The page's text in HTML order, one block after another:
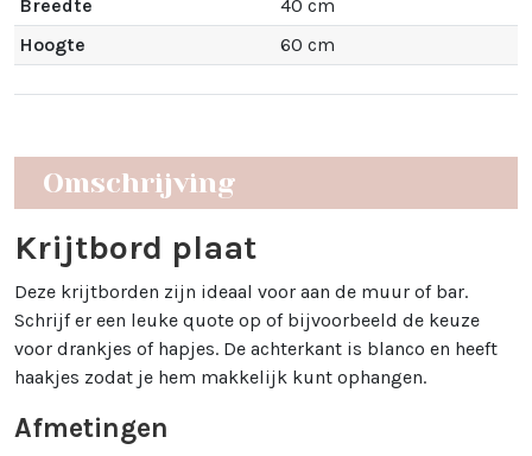
Breedte
40 cm
Hoogte
60 cm
Omschrijving
Krijtbord plaat
Deze krijtborden zijn ideaal voor aan de muur of bar.
Schrijf er een leuke quote op of bijvoorbeeld de keuze
voor drankjes of hapjes. De achterkant is blanco en heeft
haakjes zodat je hem makkelijk kunt ophangen.
Afmetingen